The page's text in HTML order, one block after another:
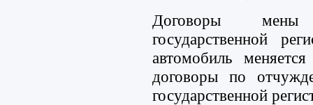
Договоры мены
государственной
автомобиль
договоры по
государственной